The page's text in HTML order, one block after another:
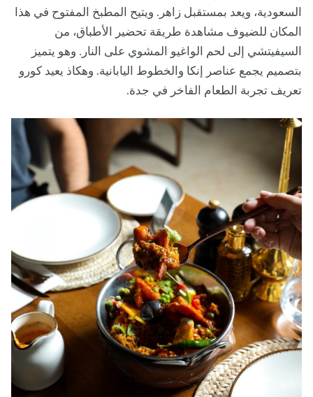
السعودية، ويعد بمستقبل زاهر. ويتيح المطبخ المفتوح في هذا
المكان للضيوف مشاهدة طريقة تحضير الأطباق، من
السيفيتشي إلى لحم الواغيو المشوي على النار. وهو يتميز
بتصميم يجمع عناصر إنكا والخطوط اليابانية. وهكاذ يعيد كورو
تعريف تجربة الطعام الفاخر في جدة.